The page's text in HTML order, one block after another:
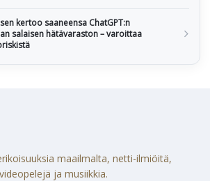
kertoo saaneensa ChatGPT:n
salaisen hätävaraston – varoittaa
maailmalta, netti-ilmiöitä,
ja musiikkia.